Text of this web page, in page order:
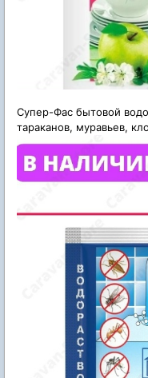
Супер-Фас бытовой
тараканов, муравьев,